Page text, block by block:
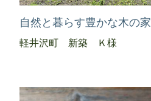
自然と暮らす豊かな木の家
軽井沢町 新築 Ｋ様